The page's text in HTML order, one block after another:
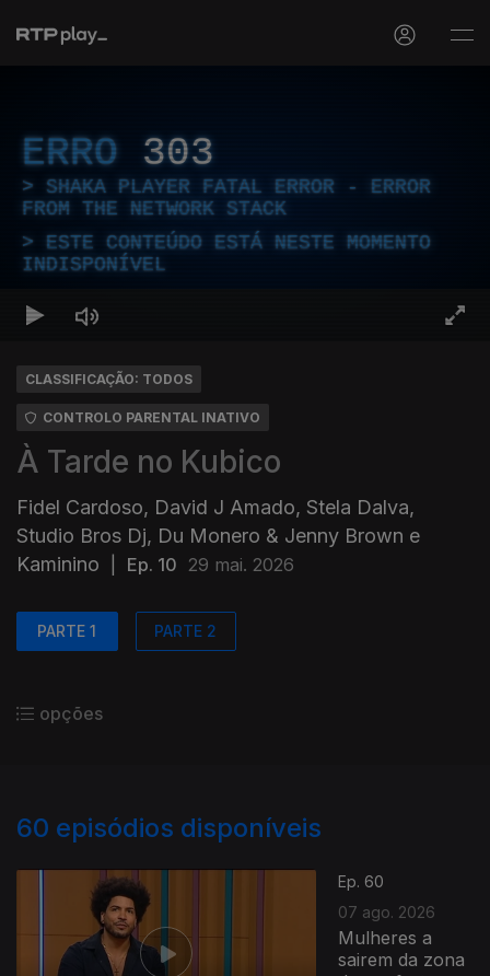
ERRO 303
SHAKA PLAYER FATAL ERROR - ERROR
FROM THE NETWORK STACK
ESTE CONTEÚDO ESTÁ NESTE MOMENTO
INDISPONÍVEL
CLASSIFICAÇÃO: TODOS
CONTROLO PARENTAL INATIVO
À Tarde no Kubico
Fidel Cardoso, David J Amado, Stela Dalva,
Studio Bros Dj, Du Monero & Jenny Brown e
Kaminino
Ep. 10 29 mai. 2026
PARTE 1 PARTE 2
opções
60 episódios disponíveis
Ep. 60
07 ago. 2026
Mulheres a
sairem da zona